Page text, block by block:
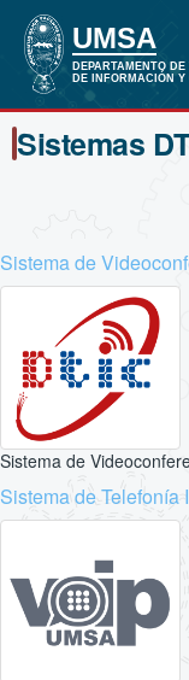
Sistemas
Sistema de
Sistema de
Sistema de Telefonía